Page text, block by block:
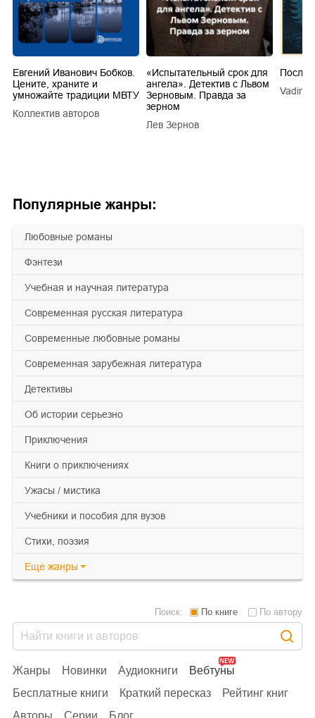
Популярные жанры:
любовные романы
фэнтези
учебная и научная литература
современная русская литература
современные любовные романы
современная зарубежная литература
детективы
об истории серьезно
приключения
книги о приключениях
ужасы / мистика
учебники и пособия для вузов
cтихи, поэзия
Еще жанры
Евгений Иванович Бобков.
Цените, храните и
умножайте традиции МВТУ
Коллектив авторов
«Испытательный срок для
ангела». Детектив с Львом
Зерновым. Правда за
зерном
Лев Зернов
Vadim
Жанры Новинки Аудиокниги
Вебтуны
Бесплатные книги
Краткий пересказ
Рейтинг книг
Поиск: По книге По автору